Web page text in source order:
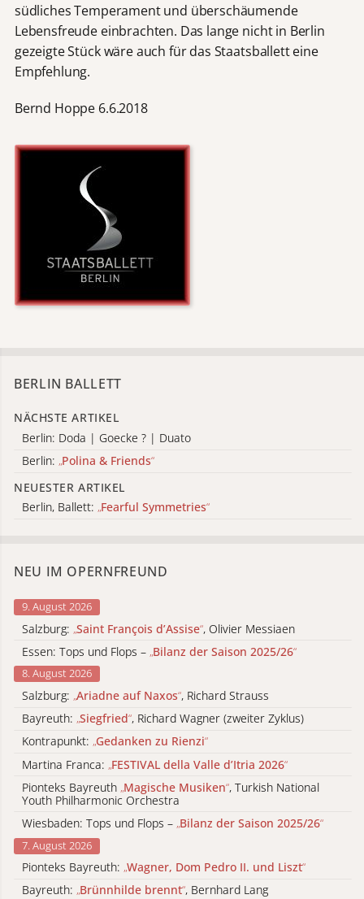
südliches Temperament und überschäumende
Lebensfreude einbrachten. Das lange nicht in Berlin
gezeigte Stück wäre auch für das Staatsballett eine
Empfehlung.
Bernd Hoppe 6.6.2018
BERLIN BALLETT
NÄCHSTE ARTIKEL
Berlin: Doda | Goecke ? | Duato
Berlin: „Polina & Friends“
NEUESTER ARTIKEL
Berlin, Ballett: „Fearful Symmetries“
NEU IM OPERNFREUND
9. August 2026
Salzburg: „Saint François d’Assise“, Olivier Messiaen
Essen: Tops und Flops – „Bilanz der Saison 2025/26“
8. August 2026
Salzburg: „Ariadne auf Naxos“, Richard Strauss
Bayreuth: „Siegfried“, Richard Wagner (zweiter Zyklus)
Kontrapunkt: „Gedanken zu Rienzi“
Martina Franca: „FESTIVAL della Valle d’Itria 2026“
Pionteks Bayreuth „Magische Musiken“, Turkish National
Youth Philharmonic Orchestra
Wiesbaden: Tops und Flops – „Bilanz der Saison 2025/26“
7. August 2026
Pionteks Bayreuth: „Wagner, Dom Pedro II. und Liszt“
Bayreuth: „Brünnhilde brennt“, Bernhard Lang